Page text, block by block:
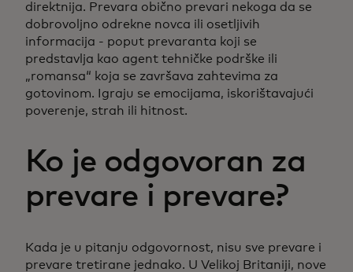
direktnija. Prevara obično prevari nekoga da se
dobrovoljno odrekne novca ili osetljivih
informacija - poput prevaranta koji se
predstavlja kao agent tehničke podrške ili
„romansa“ koja se završava zahtevima za
gotovinom. Igraju se emocijama, iskorištavajući
poverenje, strah ili hitnost.
Ko je odgovoran za
prevare i prevare?
Kada je u pitanju odgovornost, nisu sve prevare i
prevare tretirane jednako. U Velikoj Britaniji, nove